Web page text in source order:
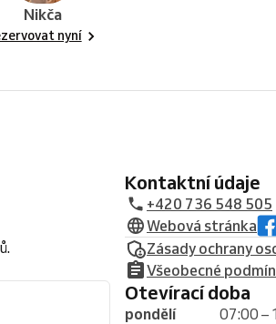
Nikča
nyní
Kontaktní údaje
+420 736 548 505
Webová stránka
Zásady ochrany
Všeobecné
Otevírací doba
pondělí
07:00 –